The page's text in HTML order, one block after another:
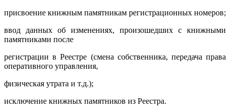
присвоение книжным памятникам регистрационных номеров;
ввод данных об изменениях, произошедших с книжными
памятниками после
регистрации в Реестре (смена собственника, передача права
оперативного управления,
физическая утрата и т.д.);
исключение книжных памятников из Реестра.